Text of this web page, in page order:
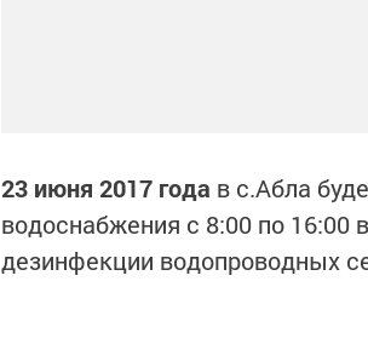
23 июня 2017 года в с.Абла
водоснабжения с 8:00 по 16:00
дезинфекции водопроводных